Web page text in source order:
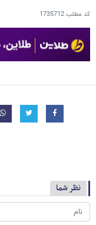
کد مطلب1735712
نظر شما